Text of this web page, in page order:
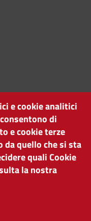
e cookie analitici
di
e cookie terze
quello che si sta
quali Cookie
la nostra